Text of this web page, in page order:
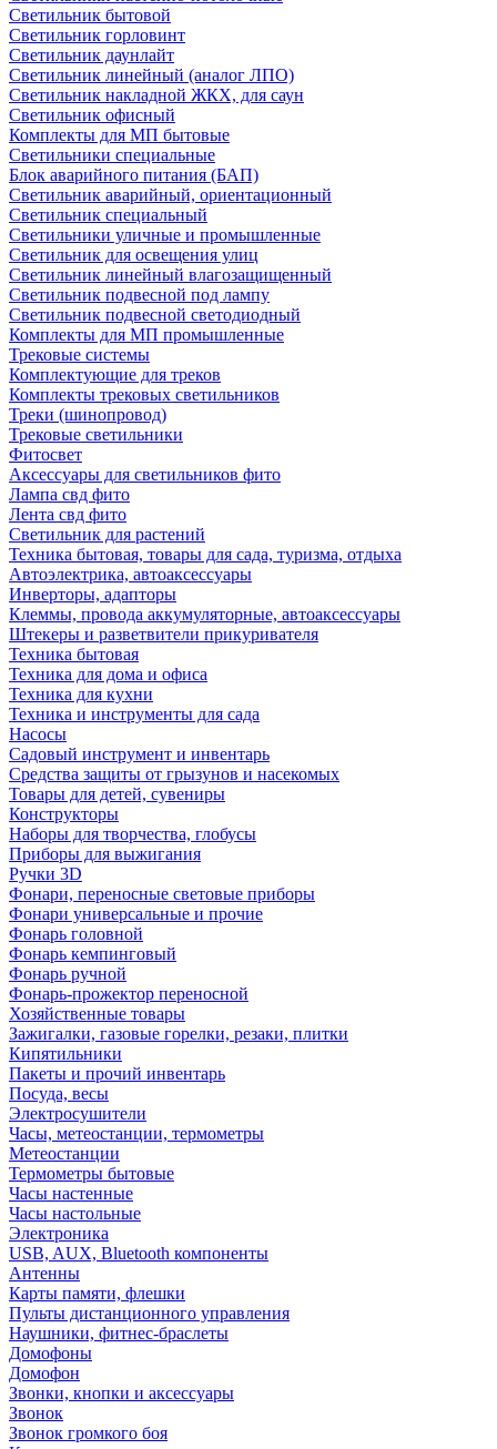
Светильник бытовой
Светильник горловинт
Светильник даунлайт
Светильник линейный (аналог ЛПО)
Светильник накладной ЖКХ, для саун
Светильник офисный
Комплекты для МП бытовые
Светильники специальные
Блок аварийного питания (БАП)
Светильник аварийный, ориентационный
Светильник специальный
Светильники уличные и промышленные
Светильник для освещения улиц
Светильник линейный влагозащищенный
Светильник подвесной под лампу
Светильник подвесной светодиодный
Комплекты для МП промышленные
Трековые системы
Комплектующие для треков
Комплекты трековых светильников
Треки (шинопровод)
Трековые светильники
Фитосвет
Аксессуары для светильников фито
Лампа свд фито
Лента свд фито
Светильник для растений
Техника бытовая, товары для сада, туризма, отдыха
Автоэлектрика, автоаксессуары
Инверторы, адапторы
Клеммы, провода аккумуляторные, автоаксессуары
Штекеры и разветвители прикуривателя
Техника бытовая
Техника для дома и офиса
Техника для кухни
Техника и инструменты для сада
Насосы
Садовый инструмент и инвентарь
Средства защиты от грызунов и насекомых
Товары для детей, сувениры
Конструкторы
Наборы для творчества, глобусы
Приборы для выжигания
Ручки 3D
Фонари, переносные световые приборы
Фонари универсальные и прочие
Фонарь головной
Фонарь кемпинговый
Фонарь ручной
Фонарь-прожектор переносной
Хозяйственные товары
Зажигалки, газовые горелки, резаки, плитки
Кипятильники
Пакеты и прочий инвентарь
Посуда, весы
Электросушители
Часы, метеостанции, термометры
Метеостанции
Термометры бытовые
Часы настенные
Часы настольные
Электроника
USB, AUX, Bluetooth компоненты
Антенны
Карты памяти, флешки
Пульты дистанционного управления
Наушники, фитнес-браслеты
Домофоны
Домофон
Звонки, кнопки и аксессуары
Звонок
Звонок громкого боя